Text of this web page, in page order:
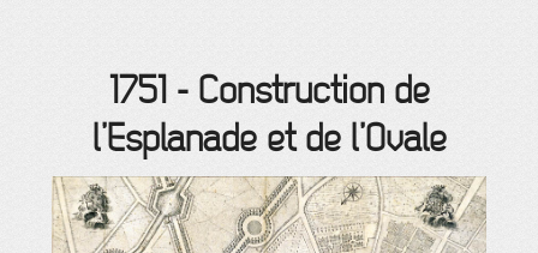
1751- Construction de
l’Esplanade et de l’Ovale